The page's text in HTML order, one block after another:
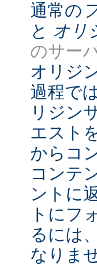
通常の
と オリ
のサー
オリジ
過程で
リジン
エスト
からコ
コンテ
ントに
トにフ
るには
なりま